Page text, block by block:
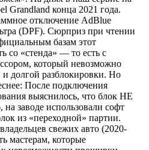
Grandland конца 2021 года.
отключение AdBlue
(DPF). Сюрприз при чтении
базам этот
со «стенда» — то есть с
который невозможно
долгой разблокировки. Но
После подключения
выяснилось, что блок НЕ
использовали софт
из «переходной» партии.
свежих авто (2020-
мастерам, которые